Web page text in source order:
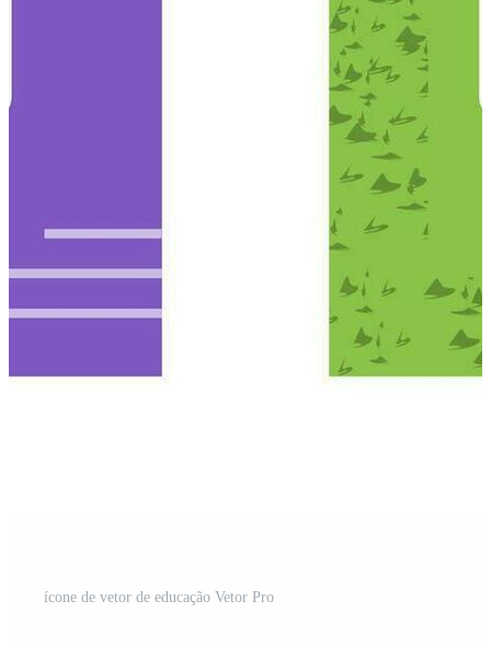
ícone de vetor de educação Vetor Pro